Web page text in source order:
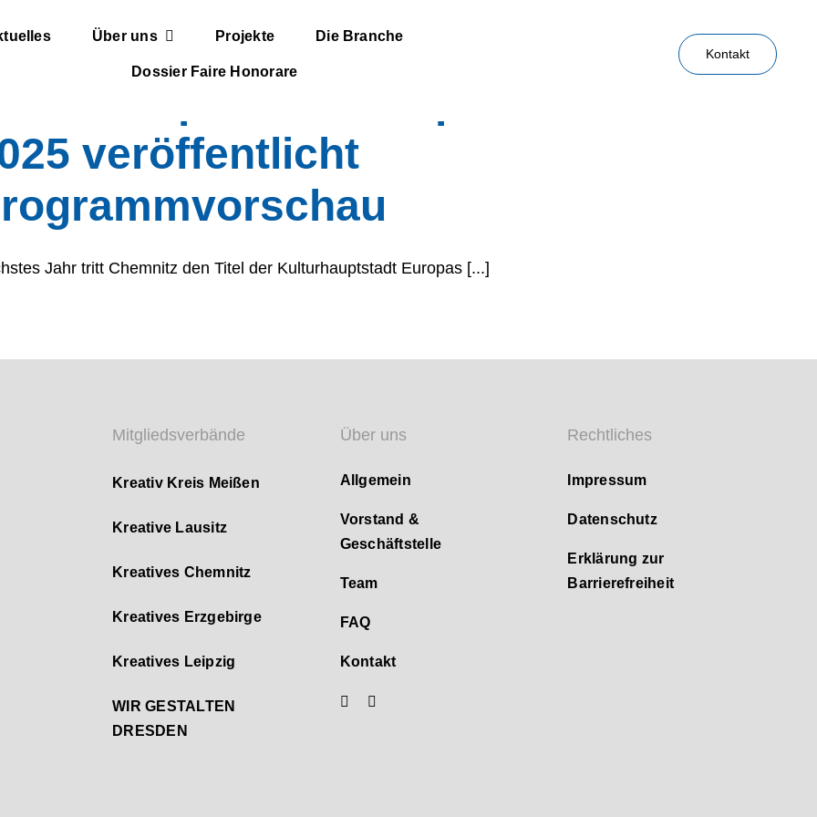
Über uns Projekte Die Branche
Dossier Faire Honorare
Kontakt
veröffentlicht
Jahr tritt Chemnitz den Titel der Kulturhauptstadt Europas [...]
Mitgliedsverbände
Kreativ Kreis Meißen
Kreative Lausitz
Kreatives Chemnitz
Kreatives Erzgebirge
Kreatives Leipzig
WIR GESTALTEN
DRESDEN
Über uns
Allgemein
Vorstand &
Geschäftstelle
Team
FAQ
Kontakt
Rechtliches
Impressum
Datenschutz
Erklärung zur
Barrierefreiheit